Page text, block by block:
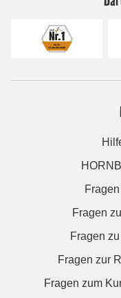
Fragen
Fragen
Fragen zur
Fragen zum